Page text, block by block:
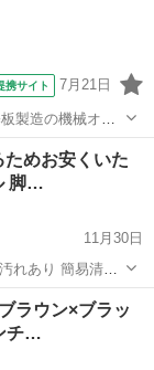
携サイト 7月21日
製造の機械オペ
同士の応募OK！
あり！マイカー
ためお安くいた
脚…
11月30日
・単品購入 要相談 ・配達サービス...
ラウン×ブラッ
チ…